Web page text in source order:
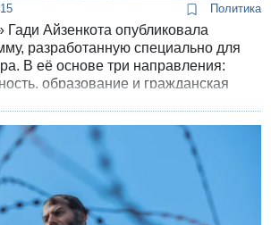
Политика
Айзенкота опубликовала
разработанную специально для
В её основе три направления:
образование и гражданская